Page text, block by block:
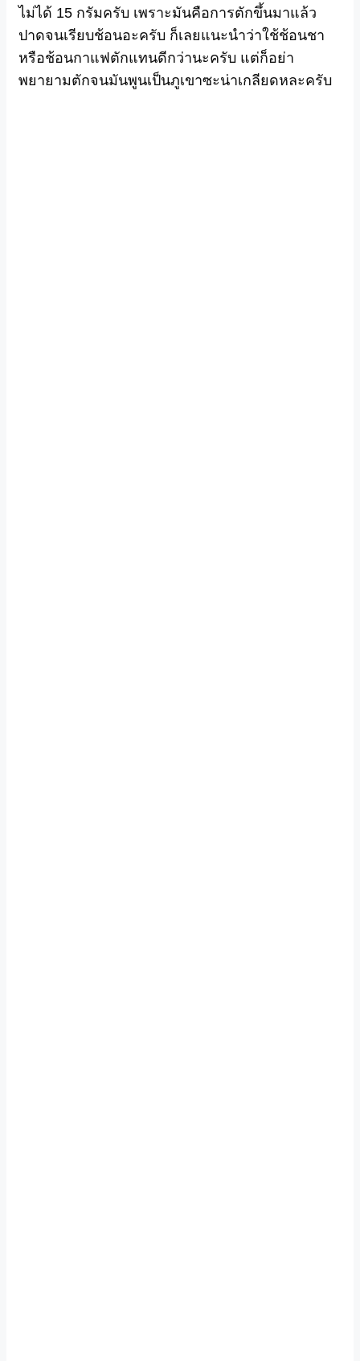
ไม่ได้ 15 กรัมครับ เพราะมันคือการตักขึ้นมาแล้ว
ปาดจนเรียบช้อนอะครับ ก็เลยแนะนำว่าใช้ช้อนชา
หรือช้อนกาแฟตักแทนดีกว่านะครับ แต่ก็อย่า
พยายามตักจนมันพูนเป็นภูเขาซะน่าเกลียดหละครับ